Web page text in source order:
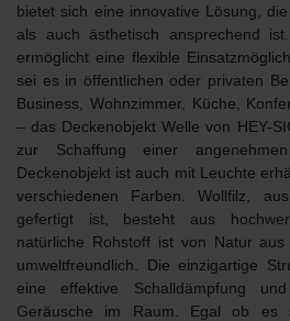
bietet sich eine innovative Lösung,
als auch ästhetisch ansprechend
ermöglicht eine flexible
sei es in öffentlichen oder privaten
Business, Wohnzimmer, Küche,
– das Deckenobjekt Welle von HEY-
zur Schaffung einer
Deckenobjekt ist auch mit Leuchte
verschiedenen Farben.Wollfilz,
gefertigt ist, besteht aus
natürliche Rohstoff ist von Natur
umweltfreundlich . Die einzigartige
eine effektive Schalldämpfung und
Geräusche im Raum. Egal ob es